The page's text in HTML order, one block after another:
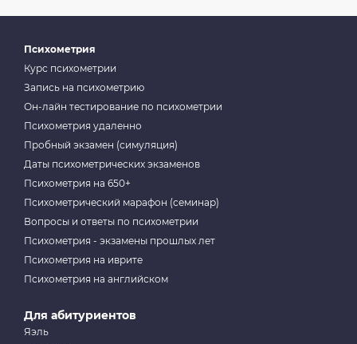
Психометрия
Курс психометрии
Запись на психометрию
Он-лайн тестирование по психометрии
Психометрия удаленно
Пробный экзамен (симуляция)
Даты психометрических экзаменов
Психометрия на 650+
Психометрический марафон (семинар)
Вопросы и ответы по психометрии
Психометрия - экзамены прошлых лет
Психометрия на иврите
Психометрия на английском
Для абитуриентов
Яэль